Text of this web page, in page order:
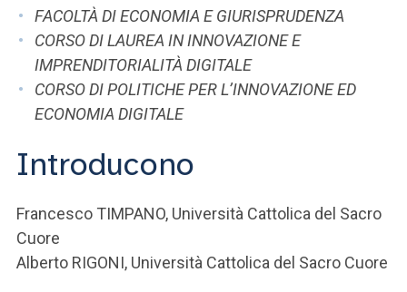
FACOLTÀ DI ECONOMIA E GIURISPRUDENZA
CORSO DI LAUREA IN INNOVAZIONE E
IMPRENDITORIALITÀ DIGITALE
CORSO DI POLITICHE PER L’INNOVAZIONE ED
ECONOMIA DIGITALE
Introducono
Francesco TIMPANO, Università Cattolica del Sacro
Cuore
Alberto RIGONI, Università Cattolica del Sacro Cuore